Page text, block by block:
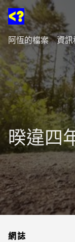
阿恆的檔案 資訊
暌違四
網誌